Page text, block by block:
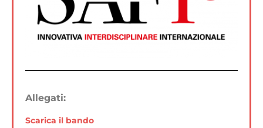
Allegati:
Scarica il bando